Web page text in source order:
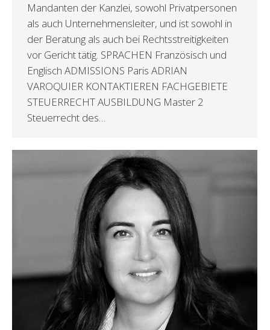
Mandanten der Kanzlei, sowohl Privatpersonen
als auch Unternehmensleiter, und ist sowohl in
der Beratung als auch bei Rechtsstreitigkeiten
vor Gericht tätig. SPRACHEN Französisch und
Englisch ADMISSIONS Paris ADRIAN
VAROQUIER KONTAKTIEREN FACHGEBIETE
STEUERRECHT AUSBILDUNG Master 2
Steuerrecht des…